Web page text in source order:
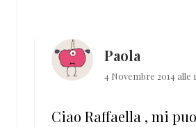
Paola
4 Novembre 2014 alle
Ciao Raffaella , mi